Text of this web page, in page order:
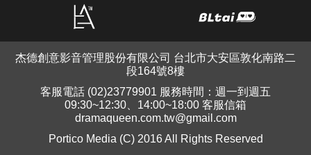
杰德創意影音管理股份有限公司 台北市大安區敦化南路二
段164號8樓
客服電話 (02)23779901 服務時間：週一到週五
09:30~12:30、14:00~18:00 客服信箱
dramaqueen.com.tw@gmail.com
Portico Media (C) 2016 All Rights Reserved